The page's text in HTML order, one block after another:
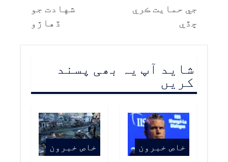
جي حمايت ڪري
ڇڏي
شهادت جو
ڏهاڙو
شاید آپ یہ بھی پسند
کریں
خاص خبرون خاص خبرون